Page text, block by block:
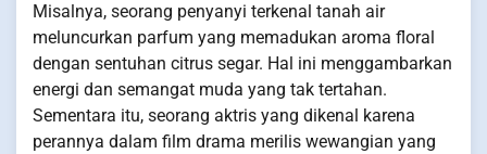
Misalnya, seorang penyanyi terkenal tanah air
meluncurkan parfum yang memadukan aroma floral
dengan sentuhan citrus segar. Hal ini menggambarkan
energi dan semangat muda yang tak tertahan.
Sementara itu, seorang aktris yang dikenal karena
perannya dalam film drama merilis wewangian yang